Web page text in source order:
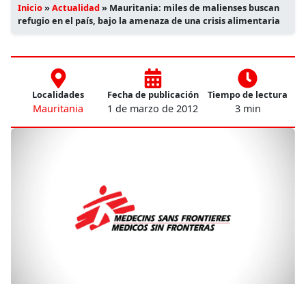
Inicio»Actualidad» Mauritania: miles de malienses buscan
refugio en el país, bajo la amenaza de una crisis alimentaria
Localidades
Mauritania
Fecha de publicación
1 de marzo de 2012
Tiempo de lectura
3 min